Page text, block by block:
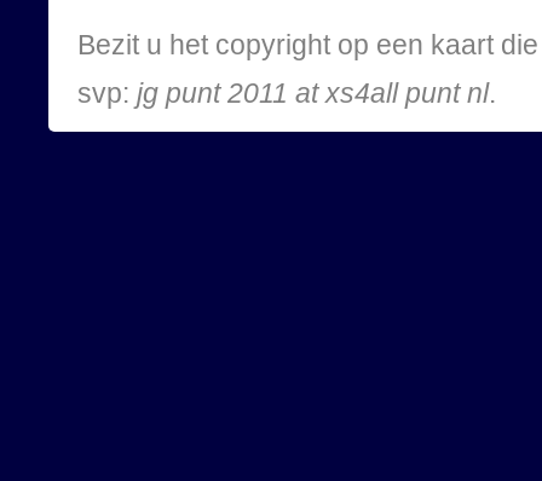
Bezit u het copyright op een kaart
svp: jg punt 2011 at xs4all punt nl.